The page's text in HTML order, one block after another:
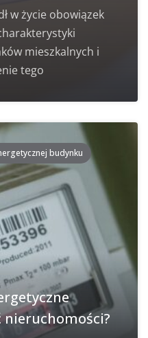
w życie obowiązek
mieszkalnych i
tego
budynku
nieruchomości?